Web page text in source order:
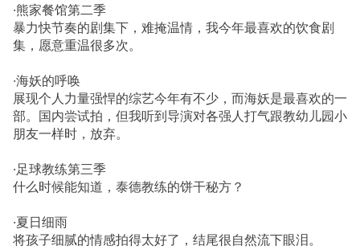
·熊家餐馆第二季
暴力快节奏的剧集下，难掩温情，我今年最喜欢的饮食剧
集，愿意重温很多次。
·海妖的呼唤
展现个人力量强悍的综艺今年有不少，而海妖是最喜欢的一
部。国内尝试拍，但我听到导演对各强人打气跟教幼儿园小
朋友一样时，放弃。
·足球教练第三季
什么时候能知道，泰德教练的饼干秘方？
·夏日细雨
将孩子细腻的情感拍得太好了，结尾很自然流下眼泪。